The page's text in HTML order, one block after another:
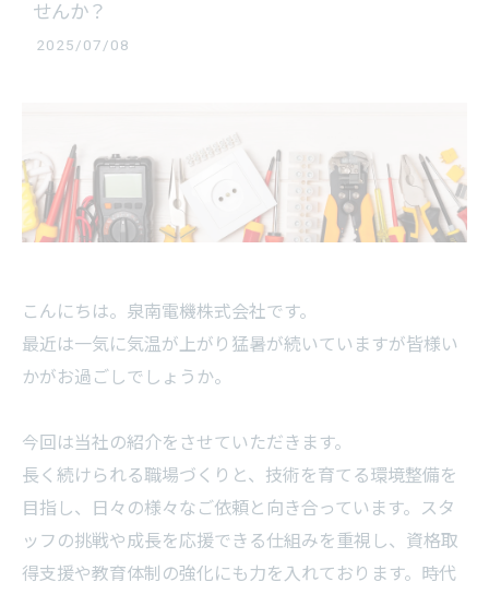
せんか？
2025/07/08
こんにちは。泉南電機株式会社です。
最近は一気に気温が上がり猛暑が続いていますが皆様い
かがお過ごしでしょうか。
今回は当社の紹介をさせていただきます。
長く続けられる職場づくりと、技術を育てる環境整備を
目指し、日々の様々なご依頼と向き合っています。スタ
ッフの挑戦や成長を応援できる仕組みを重視し、資格取
得支援や教育体制の強化にも力を入れております。時代